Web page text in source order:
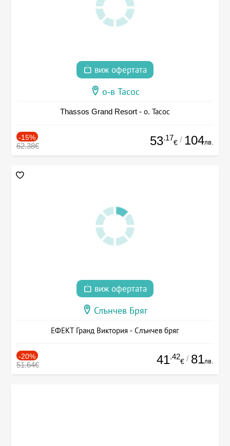
виж офертата
о-в Тасос
Thassos Grand Resort - о. Тасос
-15%
62.38€ 53.17
€ / 104лв.
виж офертата
Слънчев Бряг
ЕФЕКТ Гранд Виктория - Слънчев бряг
-20%
51.64€ 41.42
€ / 81лв.